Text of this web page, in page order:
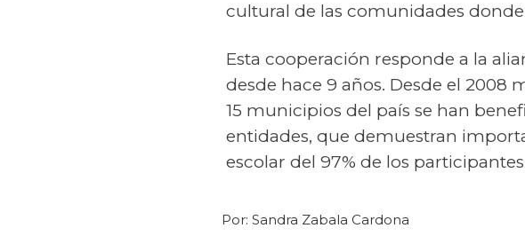
cultural de las comunidades donde
Esta cooperación responde a la
desde hace 9 años. Desde el 2008
15 municipios del país se han
entidades, que demuestran
escolar del 97% de los
Por: Sandra Zabala Cardona